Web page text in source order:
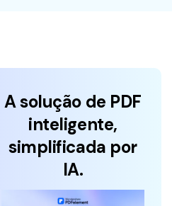
A solução de PDF
inteligente,
simplificada por
IA.